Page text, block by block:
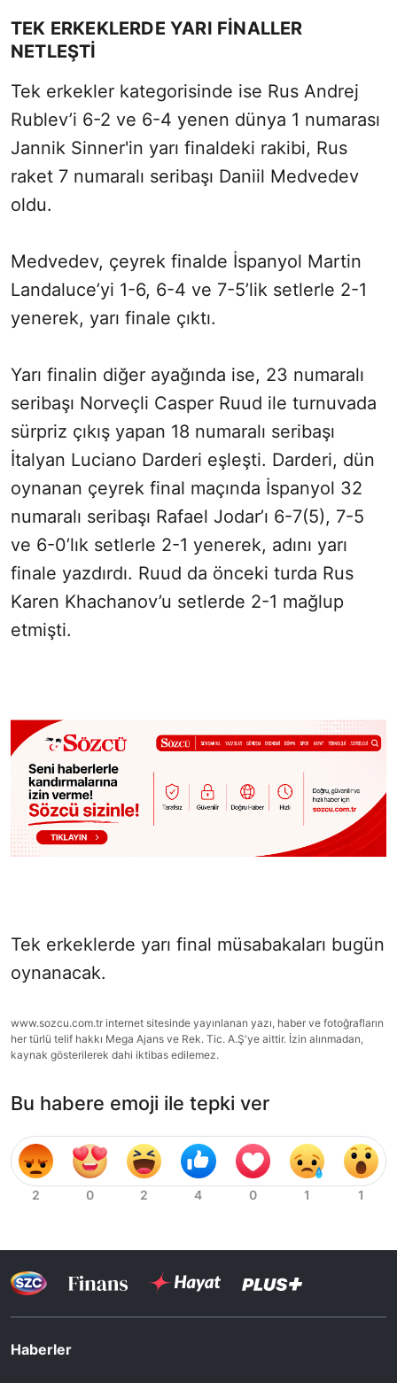
TEK ERKEKLERDE YARI FİNALLER
NETLEŞTİ
Tek erkekler kategorisinde ise Rus Andrej
Rublev’i 6-2 ve 6-4 yenen dünya 1 numarası
Jannik Sinner'in yarı finaldeki rakibi, Rus
raket 7 numaralı seribaşı Daniil Medvedev
oldu.
Medvedev, çeyrek finalde İspanyol Martin
Landaluce’yi 1-6, 6-4 ve 7-5’lik setlerle 2-1
yenerek, yarı finale çıktı.
Yarı finalin diğer ayağında ise, 23 numaralı
seribaşı Norveçli Casper Ruud ile turnuvada
sürpriz çıkış yapan 18 numaralı seribaşı
İtalyan Luciano Darderi eşleşti. Darderi, dün
oynanan çeyrek final maçında İspanyol 32
numaralı seribaşı Rafael Jodar’ı 6-7(5), 7-5
ve 6-0’lık setlerle 2-1 yenerek, adını yarı
finale yazdırdı. Ruud da önceki turda Rus
Karen Khachanov’u setlerde 2-1 mağlup
etmişti.
Tek erkeklerde yarı final müsabakaları bugün
oynanacak.
www.sozcu.com.tr internet sitesinde yayınlanan yazı, haber ve fotoğrafların
her türlü telif hakkı Mega Ajans ve Rek. Tic. A.Ş'ye aittir. İzin alınmadan,
kaynak gösterilerek dahi iktibas edilemez.
Bu habere emoji ile tepki ver
Haberler